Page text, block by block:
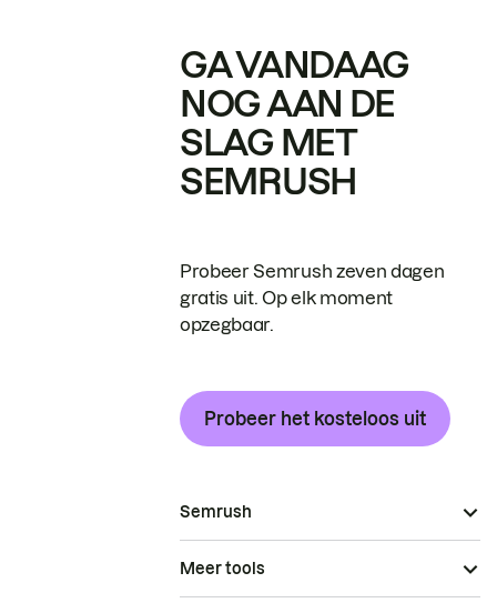
GA VANDAAG
NOG AAN DE
SLAG MET
SEMRUSH
Probeer Semrush zeven dagen
gratis uit. Op elk moment
opzegbaar.
Probeer het kosteloos uit
Semrush
Meer tools